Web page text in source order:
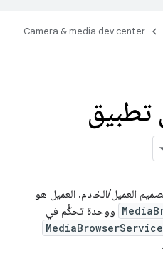
Camera & media dev center
تطبيق
العميل/الخادم. العميل هو
ووحدة تحكُّم في
MediaBrowserService